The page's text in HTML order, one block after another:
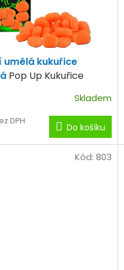
umělá kukuřice
Pop Up Kukuřice
Skladem
DPH
Do košíku
Kód: 803